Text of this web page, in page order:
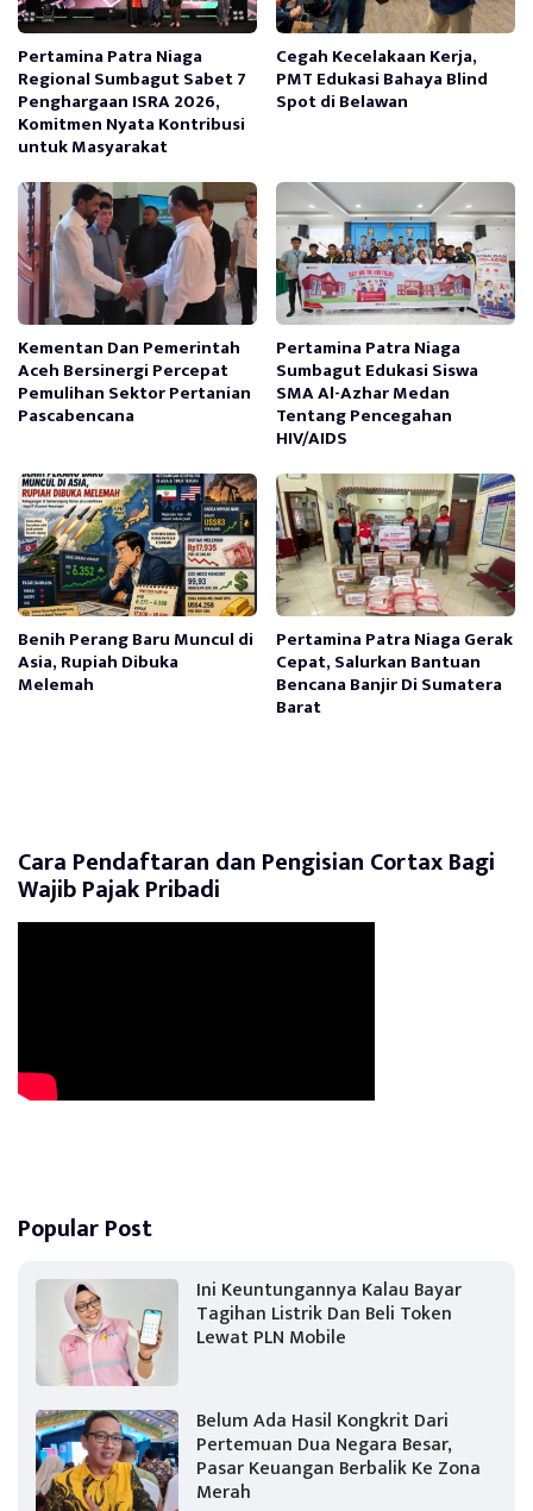
Pertamina Patra Niaga
Regional Sumbagut Sabet 7
Penghargaan ISRA 2026,
Komitmen Nyata Kontribusi
untuk Masyarakat
Cegah Kecelakaan Kerja,
PMT Edukasi Bahaya Blind
Spot di Belawan
Kementan Dan Pemerintah
Aceh Bersinergi Percepat
Pemulihan Sektor Pertanian
Pascabencana
Pertamina Patra Niaga
Sumbagut Edukasi Siswa
SMA Al-Azhar Medan
Tentang Pencegahan
HIV/AIDS
Benih Perang Baru Muncul di
Asia, Rupiah Dibuka
Melemah
Pertamina Patra Niaga Gerak
Cepat, Salurkan Bantuan
Bencana Banjir Di Sumatera
Barat
Cara Pendaftaran dan Pengisian Cortax Bagi
Wajib Pajak Pribadi
Popular Post
Ini Keuntungannya Kalau Bayar
Tagihan Listrik Dan Beli Token
Lewat PLN Mobile
Belum Ada Hasil Kongkrit Dari
Pertemuan Dua Negara Besar,
Pasar Keuangan Berbalik Ke Zona
Merah